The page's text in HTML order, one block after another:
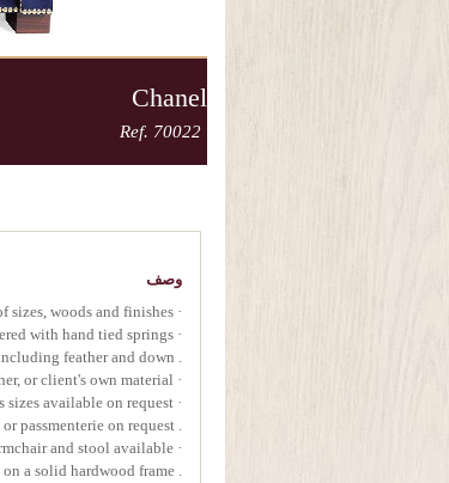
Chanel
Ref. 70022
وصف
· Handcrafted in a range of sizes, woods and finishes.
· Traditionally upholstered with hand tied springs.
. Seat cushions available in a range of fillings including feather and down.
· Upholstery in Oficina Inglesa fabric or leather, or client's own material.
· Scatter cushions of various sizes available on request.
. Can be upholstered with trimmings or passmenterie on request.
· Matching armchair and stool available.
. Built on a solid hardwood frame.